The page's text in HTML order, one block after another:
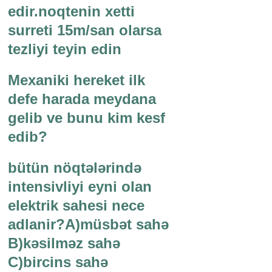
edir.noqtenin xetti
surreti 15m/san olarsa
tezliyi teyin edin
Mexaniki hereket ilk
defe harada meydana
gelib ve bunu kim kesf
edib?
bütün nöqtələrində
intensivliyi eyni olan
elektrik sahesi nece
adlanir?A)müsbət sahə
B)kəsilməz sahə
C)bircins sahə